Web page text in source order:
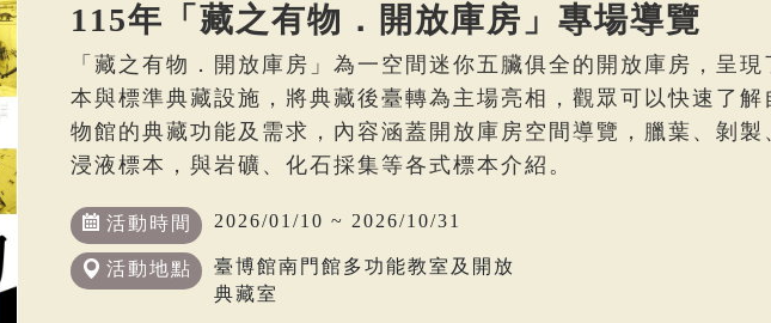
115年「藏之有物．開放庫房」專場導覽
「藏之有物．開放庫房」為一空間迷你五臟俱全的開放庫房，呈現
本與標準典藏設施，將典藏後臺轉為主場亮相，觀眾可以快速了解
物館的典藏功能及需求，內容涵蓋開放庫房空間導覽，臘葉、剝製
浸液標本，與岩礦、化石採集等各式標本介紹。
活動時間 2026/01/10 ~ 2026/10/31
活動地點
臺博館南門館多功能教室及開放
典藏室